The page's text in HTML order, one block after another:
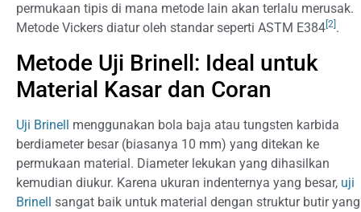
permukaan tipis di mana metode lain akan terlalu merusak.
Metode Vickers diatur oleh standar seperti ASTM E384 [2] .
Metode Uji Brinell: Ideal untuk
Material Kasar dan Coran
Uji Brinell menggunakan bola baja atau tungsten karbida
berdiameter besar (biasanya 10 mm) yang ditekan ke
permukaan material. Diameter lekukan yang dihasilkan
kemudian diukur. Karena ukuran indenternya yang besar, uji
Brinell sangat baik untuk material dengan struktur butir yang